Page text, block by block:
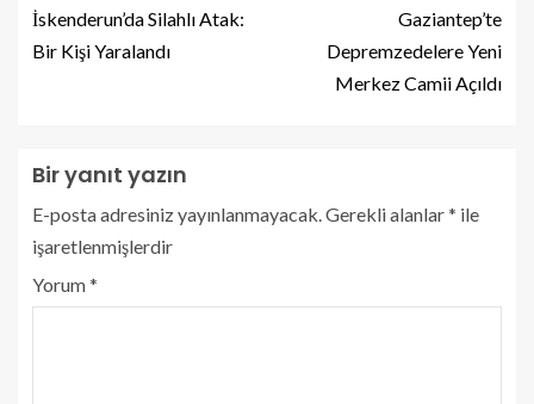
İskenderun’da Silahlı Atak:
Bir Kişi Yaralandı
Gaziantep’te
Depremzedelere Yeni
Merkez Camii Açıldı
Bir yanıt yazın
E-posta adresiniz yayınlanmayacak.Gerekli alanlar* ile
işaretlenmişlerdir
Yorum*